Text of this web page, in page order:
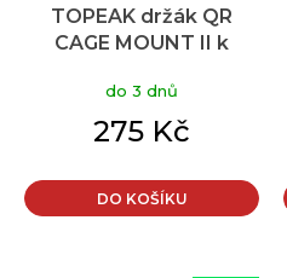
TOPEAK držák QR
CAGE MOUNT II k
do 3 dnů
275 Kč
DO KOŠÍKU